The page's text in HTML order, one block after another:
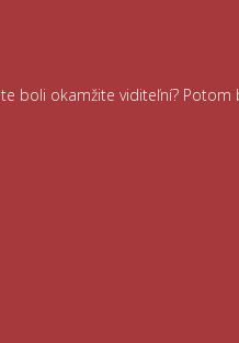
boli okamžite viditeľní?